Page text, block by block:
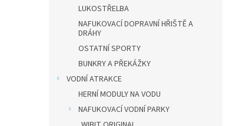
LUKOSTŘELBA
NAFUKOVACÍ DOPRAVNÍ HŘIŠTĚ A
DRÁHY
OSTATNÍ SPORTY
BUNKRY A PŘEKÁŽKY
VODNÍ ATRAKCE
HERNÍ MODULY NA VODU
NAFUKOVACÍ VODNÍ PARKY